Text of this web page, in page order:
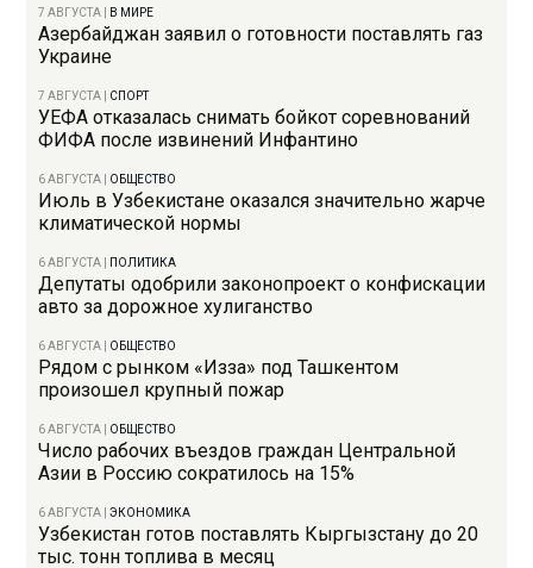
7 АВГУСТА В МИРЕ
Азербайджан заявил о готовности поставлять газ
Украине
7 АВГУСТА СПОРТ
УЕФА отказалась снимать бойкот соревнований
ФИФА после извинений Инфантино
6 АВГУСТА ОБЩЕСТВО
Июль в Узбекистане оказался значительно жарче
климатической нормы
6 АВГУСТА ПОЛИТИКА
Депутаты одобрили законопроект о конфискации
авто за дорожное хулиганство
6 АВГУСТА ОБЩЕСТВО
Рядом с рынком «Изза» под Ташкентом
произошел крупный пожар
6 АВГУСТА ОБЩЕСТВО
Число рабочих въездов граждан Центральной
Азии в Россию сократилось на 15%
6 АВГУСТА |ЭКОНОМИКА
Узбекистан готов поставлять Кыргызстану до 20
тыс. тонн топлива в месяц